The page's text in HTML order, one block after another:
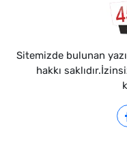
Sitemizde bulunan
hakkı